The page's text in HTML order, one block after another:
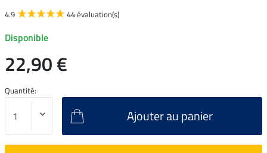
4.9 44 évaluation(s)
Disponible
22,90 €
Quantité:
Ajouter au panier